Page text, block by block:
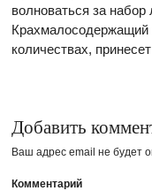
волноваться за
количествах,
Добавить
Ваш адрес email не будет
Комментарий